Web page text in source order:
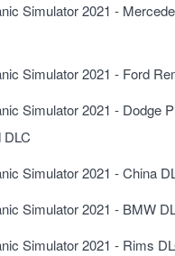
Simulator 2021 -
Simulator 2021 - Ford
Simulator 2021 - Dodge
DLC
Simulator 2021 - China
Simulator 2021 - BMW
Simulator 2021 - Rims